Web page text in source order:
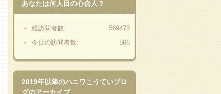
あなたは何人目の心合人？
569473
総訪問者数:
566
今日の訪問者数:
2019年以降のハニワこうていブロ
グのアーカイブ